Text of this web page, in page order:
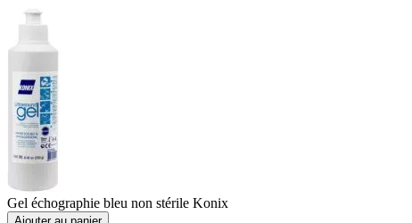
Gel échographie bleu non stérile Konix